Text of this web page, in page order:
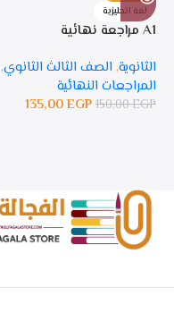
لغة انجليزية
A1 مراجعة نهائية
الثانوية, الصف الثالث الثانوي,
المراجعات النهائية
150,00EGP
135,00EGP